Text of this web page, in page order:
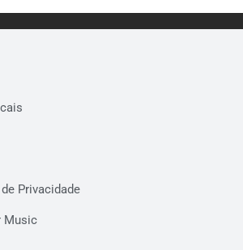
Privacidade
Music